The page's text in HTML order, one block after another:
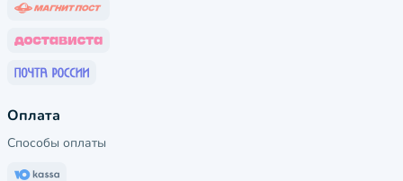
Оплата
Способы оплаты